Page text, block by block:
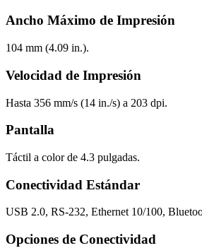
Ancho Máximo de Impresión
104 mm (4.09 in.).
Velocidad de Impresión
Hasta 356 mm/s (14 in./s) a 203 dpi.
Pantalla
Táctil a color de 4.3 pulgadas.
Conectividad Estándar
USB 2.0, RS-232, Ethernet 10/100,
Opciones de Conectividad